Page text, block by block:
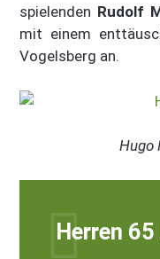
spielenden Rudolf
mit einem
Vogelsberg an.
Hugo
Herren